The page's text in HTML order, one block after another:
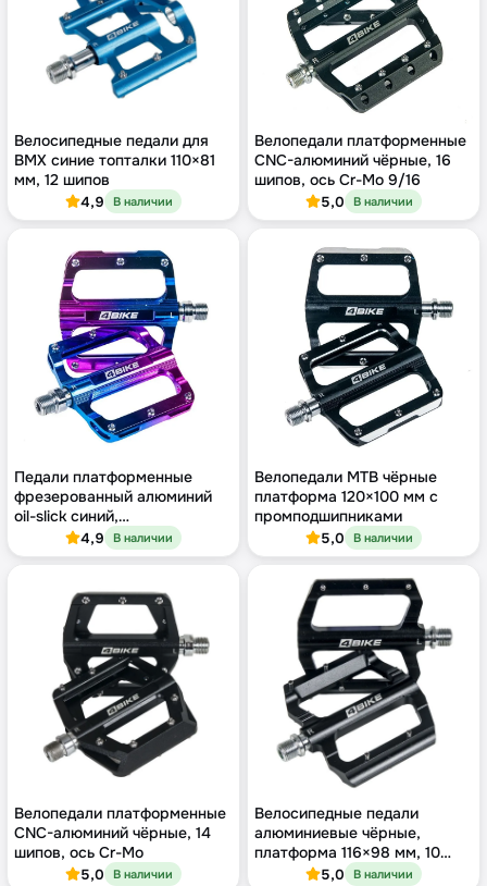
Велосипедные педали для
BMX синие топталки 110×81
мм, 12 шипов
4,9 В наличии
Велопедали платформенные
CNC-алюминий чёрные, 16
шипов, ось Cr-Mo 9/16
5,0 В наличии
Педали платформенные
фрезерованный алюминий
oil-slick синий,
промподшипники, Cr-Mo ось
4,9 В наличии
Велопедали MTB чёрные
платформа 120×100 мм с
промподшипниками
5,0 В наличии
Велопедали платформенные
CNC-алюминий чёрные, 14
шипов, ось Cr-Mo
5,0 В наличии
Велосипедные педали
алюминиевые чёрные,
платформа 116×98 мм, 10
5,0 В наличии